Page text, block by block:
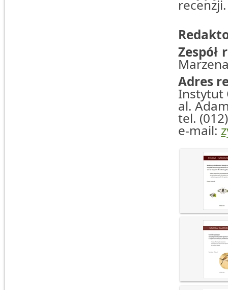
Zespół
Adres
Instytut
al.
tel.
e-mail: